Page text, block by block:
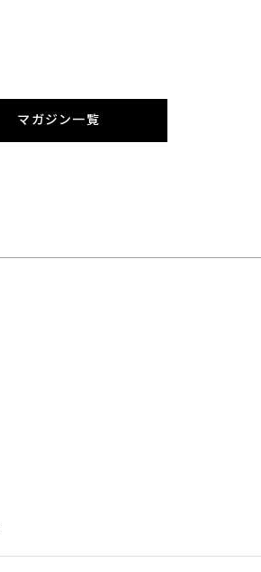
マガジン一覧